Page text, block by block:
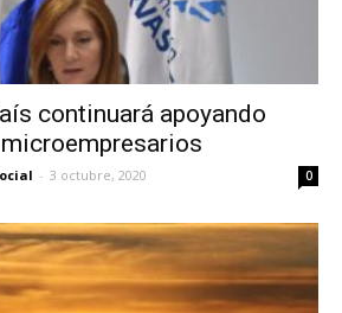
continuará apoyando
- 3 octubre, 2020 0